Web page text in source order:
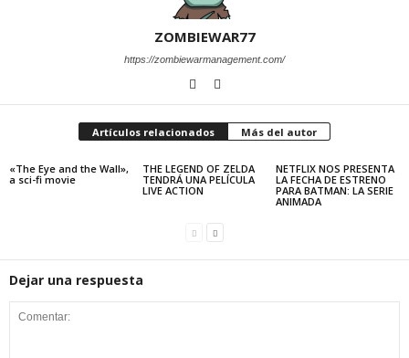
ZOMBIEWAR77
https://zombiewarmanagement.com/
Artículos relacionados Más del autor
«The Eye and the Wall»,
a sci-fi movie
THE LEGEND OF ZELDA
TENDRÁ UNA PELÍCULA
LIVE ACTION
NETFLIX NOS PRESENTA
LA FECHA DE ESTRENO
PARA BATMAN: LA SERIE
ANIMADA
Dejar una respuesta